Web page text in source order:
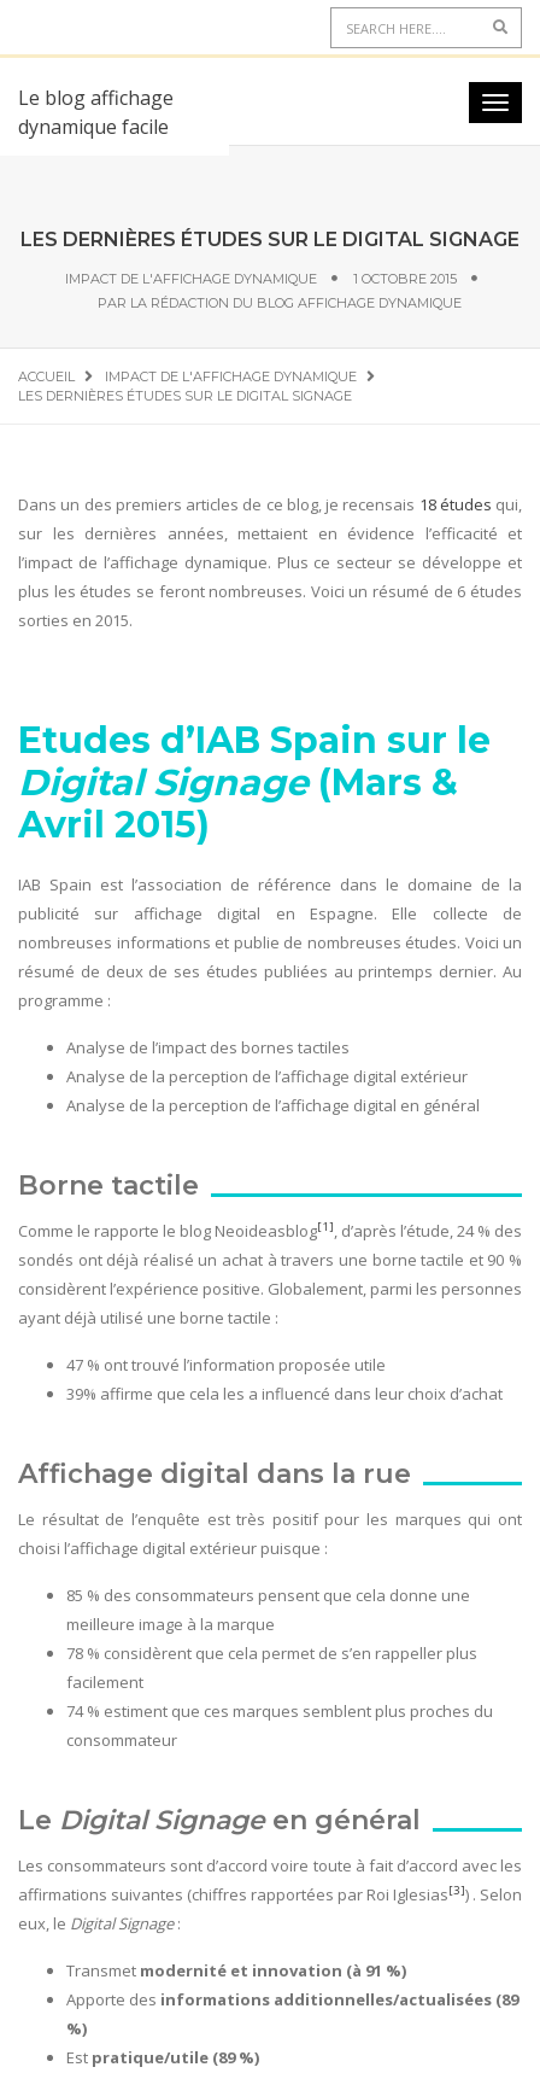
Le blog affichage
dynamique facile
LES DERNIÈRES ÉTUDES SUR LE DIGITAL SIGNAGE
IMPACT DE L'AFFICHAGE DYNAMIQUE
1 OCTOBRE 2015
PAR LA RÉDACTION DU BLOG AFFICHAGE DYNAMIQUE
ACCUEIL
IMPACT DE L'AFFICHAGE DYNAMIQUE
LES DERNIÈRES ÉTUDES SUR LE DIGITAL SIGNAGE
Dans un des premiers articles de ce blog, je recensais 18 études qui,
sur les dernières années, mettaient en évidence l’efficacité et
l’impact de l’affichage dynamique. Plus ce secteur se développe et
plus les études se feront nombreuses. Voici un résumé de 6 études
sorties en 2015.
Etudes d’IAB Spain sur le
Digital Signage(Mars &
Avril 2015)
IAB Spain est l’association de référence dans le domaine de la
publicité sur affichage digital en Espagne. Elle collecte de
nombreuses informations et publie de nombreuses études. Voici un
résumé de deux de ses études publiées au printemps dernier. Au
programme :
Analyse de l’impact des bornes tactiles
Analyse de la perception de l’affichage digital extérieur
Analyse de la perception de l’affichage digital en général
Borne tactile
Comme le rapporte le blog Neoideasblog[1], d’après l’étude, 24 % des
sondés ont déjà réalisé un achat à travers une borne tactile et 90 %
considèrent l’expérience positive. Globalement, parmi les personnes
ayant déjà utilisé une borne tactile :
47 % ont trouvé l’information proposée utile
39% affirme que cela les a influencé dans leur choix d’achat
Affichage digital dans la rue
Le résultat de l’enquête est très positif pour les marques qui ont
choisi l’affichage digital extérieur puisque :
85 % des consommateurs pensent que cela donne une
meilleure image à la marque
78 % considèrent que cela permet de s’en rappeller plus
facilement
74 % estiment que ces marques semblent plus proches du
consommateur
Le Digital Signageen général
Les consommateurs sont d’accord voire toute à fait d’accord avec les
affirmations suivantes (chiffres rapportées par Roi Iglesias[3]) . Selon
eux, le Digital Signage:
Transmet modernité et innovation (à 91 %)
Apporte des informations additionnelles/actualisées (89
%)
Est pratique/utile (89 %)